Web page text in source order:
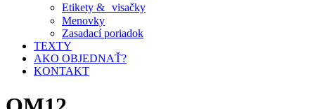
Etikety & visačky
Menovky
Zasadací poriadok
TEXTY
AKO OBJEDNAŤ?
KONTAKT